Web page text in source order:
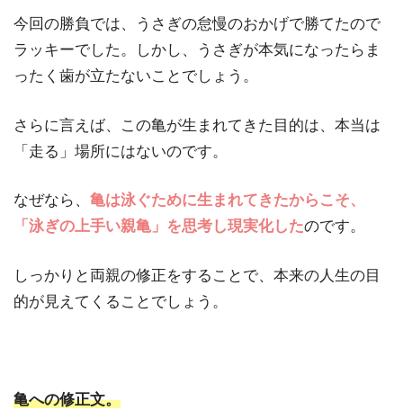
今回の勝負では、うさぎの怠慢のおかげで勝てたので
ラッキーでした。しかし、うさぎが本気になったらま
ったく歯が立たないことでしょう。
さらに言えば、この亀が生まれてきた目的は、本当は
「走る」場所にはないのです。
なぜなら、 亀は泳ぐために生まれてきたからこそ、
「泳ぎの上手い親亀」を思考し現実化したのです。
しっかりと両親の修正をすることで、本来の人生の目
的が見えてくることでしょう。
亀への修正文。